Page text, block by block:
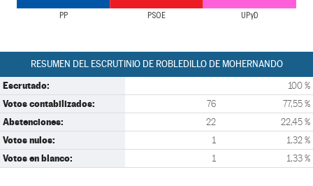
PP PSOE UPyD
RESUMEN DEL ESCRUTINIO DE ROBLEDILLO DE MOHERNANDO
Escrutado: 100 %
Votos contabilizados: 76 77,55 %
Abstenciones: 22 22,45 %
Votos nulos: 1 1,32 %
Votos en blanco: 1 1,33 %